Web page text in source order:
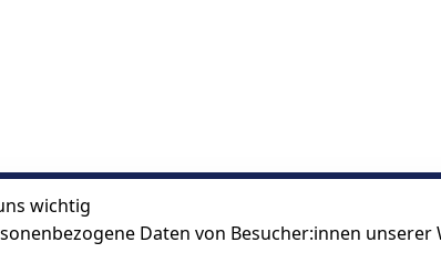
wichtig
Daten von Besucher:innen unserer